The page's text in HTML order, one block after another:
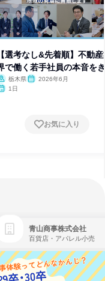
【選考なし&先着順】不動
で働く若手社員の本音を
! 栃木県
2026年6月
1日
お気に入り
青山商事株式会社
百貨店・アパレル小売